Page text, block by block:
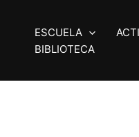
contenido
ESCUELA
BIBLIOTECA